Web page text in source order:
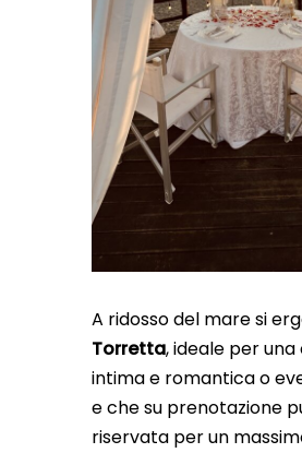
A ridosso del mare si
Torretta, ideale per una
intima e romantica o
e che su prenotazione
riservata per un